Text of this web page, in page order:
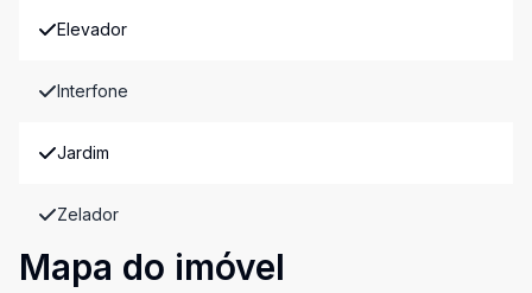
Elevador
Interfone
Jardim
Zelador
Mapa do imóvel